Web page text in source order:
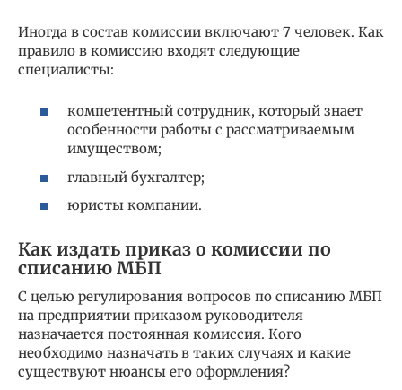
Иногда в состав комиссии включают 7 человек. Как
правило в комиссию входят следующие
специалисты:
компетентный сотрудник, который знает
особенности работы с рассматриваемым
имуществом;
главный бухгалтер;
юристы компании.
Как издать приказ о комиссии по
списанию МБП
С целью регулирования вопросов по списанию МБП
на предприятии приказом руководителя
назначается постоянная комиссия. Кого
необходимо назначать в таких случаях и какие
существуют нюансы его оформления?